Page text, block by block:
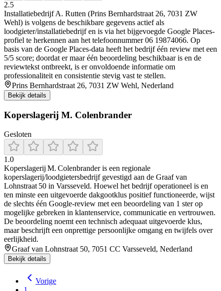
2.5
Installatiebedrijf A. Rutten (Prins Bernhardstraat 26, 7031 ZW
Wehl) is volgens de beschikbare gegevens actief als
loodgieter/installatiebedrijf en is via het bijgevoegde Google Places-
profiel te herkennen aan het telefoonnummer 06 19874066. Op
basis van de Google Places-data heeft het bedrijf één review met een
5/5 score; doordat er maar één beoordeling beschikbaar is en de
reviewtekst ontbreekt, is er onvoldoende informatie om
professionaliteit en consistentie stevig vast te stellen.
Prins Bernhardstraat 26, 7031 ZW Wehl, Nederland
Bekijk details
Koperslagerij M. Colenbrander
Gesloten
1.0
Koperslagerij M. Colenbrander is een regionale
koperslagerij/loodgietersbedrijf gevestigd aan de Graaf van
Lohnstraat 50 in Varsseveld. Hoewel het bedrijf operationeel is en
ten minste een uitgevoerde dakgootklus positief functioneerde, wijst
de slechts één Google-review met een beoordeling van 1 ster op
mogelijke gebreken in klantenservice, communicatie en vertrouwen.
De beoordeling noemt een technisch adequaat uitgevoerde klus,
maar beschrijft een onprettige persoonlijke omgang en twijfels over
eerlijkheid.
Graaf van Lohnstraat 50, 7051 CC Varsseveld, Nederland
Bekijk details
Vorige